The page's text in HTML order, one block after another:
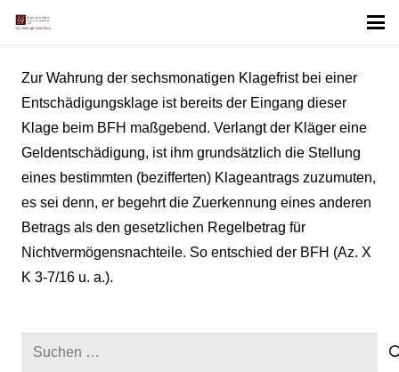
Zur Wahrung der sechsmonatigen Klagefrist bei einer
Entschädigungsklage ist bereits der Eingang dieser
Klage beim BFH maßgebend. Verlangt der Kläger eine
Geldentschädigung, ist ihm grundsätzlich die Stellung
eines bestimmten (bezifferten) Klageantrags zuzumuten,
es sei denn, er begehrt die Zuerkennung eines anderen
Betrags als den gesetzlichen Regelbetrag für
Nichtvermögensnachteile. So entschied der BFH (Az. X
K 3-7/16 u. a.).
Suchen